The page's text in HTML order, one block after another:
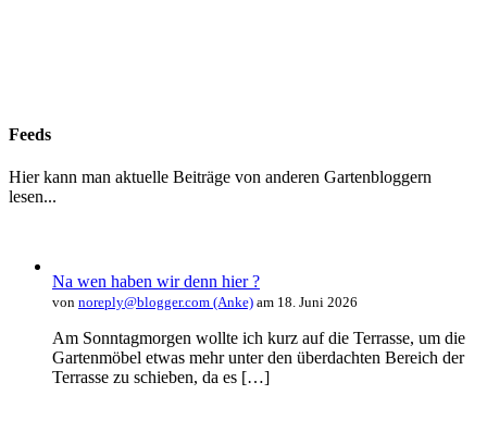
Feeds
Hier kann man aktuelle Beiträge von anderen Gartenbloggern
lesen...
Na wen haben wir denn hier ?
von noreply@blogger.com (Anke) am 18. Juni 2026
Am Sonntagmorgen wollte ich kurz auf die Terrasse, um die
Gartenmöbel etwas mehr unter den überdachten Bereich der
Terrasse zu schieben, da es […]